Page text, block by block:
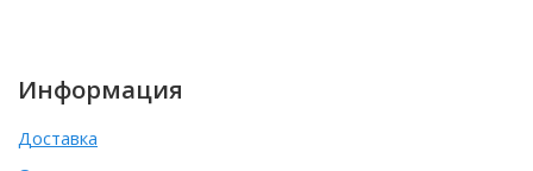
Информация
Доставка